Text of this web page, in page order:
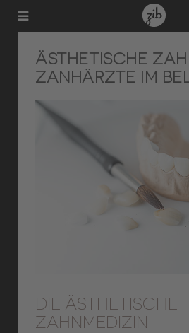
ÄSTHETISCHE
ZANHÄRZTE IM
DIE ÄSTHETISCHE
ZAHNMEDIZIN